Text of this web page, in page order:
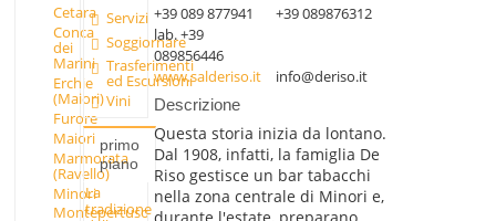
Cetara
Conca
dei
Marini
Erchie
(Maiori)
Furore
Maiori
Marmorata
(Ravello)
Minori
Montepertuso
Servizi
Soggiornare
Trasferimenti
ed Escursioni
Vini
primo
piano
La
tradizione
+39 089 877941
lab. +39
089856446
+39 089876312
www.salderiso.it info@deriso.it
Descrizione
Questa storia inizia da lontano.
Dal 1908, infatti, la famiglia De
Riso gestisce un bar tabacchi
nella zona centrale di Minori e,